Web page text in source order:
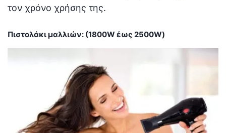
τον χρόνο χρήσης της.
Πιστολάκι μαλλιών: (1800W έως 2500W)